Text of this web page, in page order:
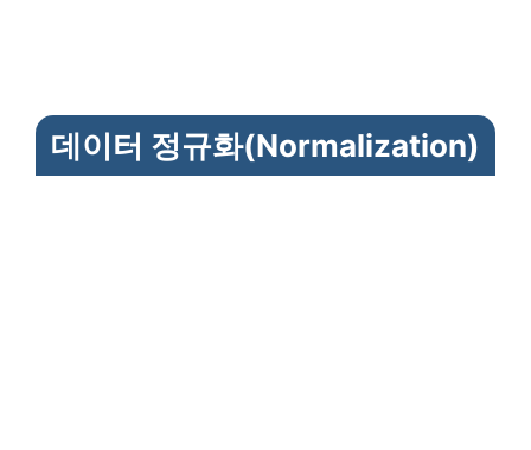
데이터 정규화(Normalization)